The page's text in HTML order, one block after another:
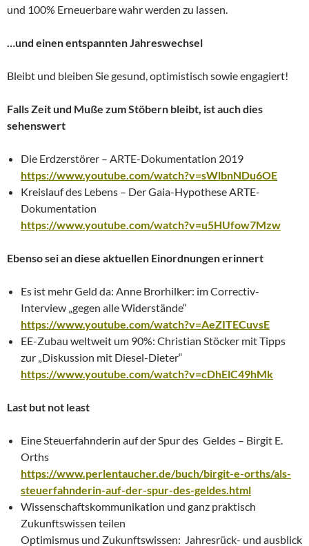
und 100% Erneuerbare wahr werden zu lassen.
…und einen entspannten Jahreswechsel
Bleibt und bleiben Sie gesund, optimistisch sowie engagiert!
Falls Zeit und Muße zum Stöbern bleibt, ist auch dies
sehenswert
Die Erdzerstörer – ARTE-Dokumentation 2019
https://www.youtube.com/watch?v=sWlbnNDu6OE
Kreislauf des Lebens – Der Gaia-Hypothese ARTE-
Dokumentation
https://www.youtube.com/watch?v=u5HUfow7Mzw
Ebenso sei an diese aktuellen Einordnungen erinnert
Es ist mehr Geld da: Anne Brorhilker: im Correctiv-
Interview „gegen alle Widerstände“
https://www.youtube.com/watch?v=AeZITECuvsE
EE-Zubau weltweit um 90%: Christian Stöcker mit Tipps
zur „Diskussion mit Diesel-Dieter“
https://www.youtube.com/watch?v=cDhElC49hMk
Last but not least
Eine Steuerfahnderin auf der Spur des Geldes – Birgit E.
Orths
https://www.perlentaucher.de/buch/birgit-e-orths/als-
steuerfahnderin-auf-der-spur-des-geldes.html
Wissenschaftskommunikation und ganz praktisch
Zukunftswissen teilen
Optimismus und Zukunftswissen: Jahresrück- und ausblick